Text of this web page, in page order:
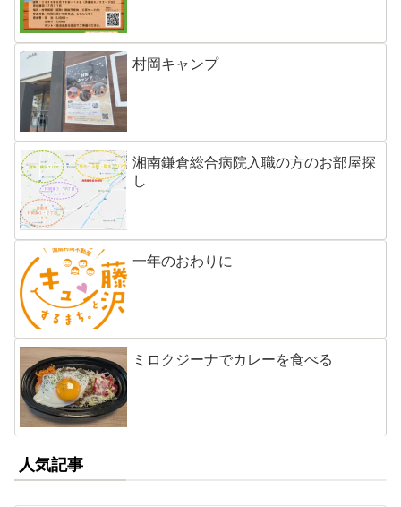
村岡キャンプ
湘南鎌倉総合病院入職の方のお部屋探
し
一年のおわりに
ミロクジーナでカレーを食べる
人気記事